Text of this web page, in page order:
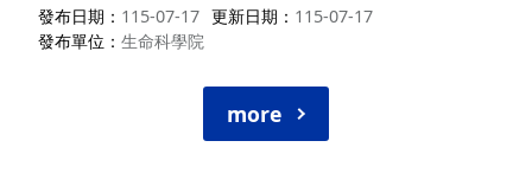
發布日期 115-07-17 更新日期
115-07-17
發布單位
生命科學院
more